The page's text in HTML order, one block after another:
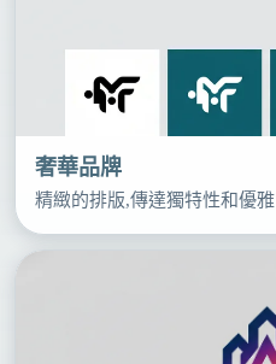
奢華品牌
精緻的排版,傳達獨特性和優雅